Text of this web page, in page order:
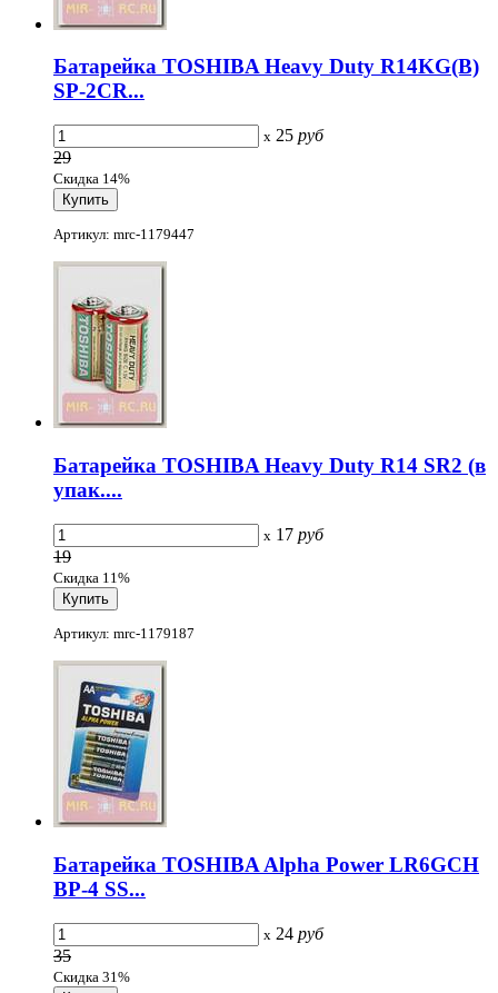
Батарейка TOSHIBA Heavy Duty R14KG(B)
SP-2CR...
x 25 руб
29
Скидка 14%
Артикул: mrc-1179447
Батарейка TOSHIBA Heavy Duty R14 SR2 (в
упак....
x 17 руб
19
Скидка 11%
Артикул: mrc-1179187
Батарейка TOSHIBA Alpha Power LR6GCH
BP-4 SS...
x 24 руб
35
Скидка 31%